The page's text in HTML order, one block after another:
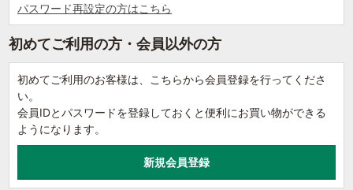
パスワード再設定の方はこちら
初めてご利用の方・会員以外の方
初めてご利用のお客様は、こちらから会員登録を行ってくださ
い。
会員IDとパスワードを登録しておくと便利にお買い物ができる
ようになります。